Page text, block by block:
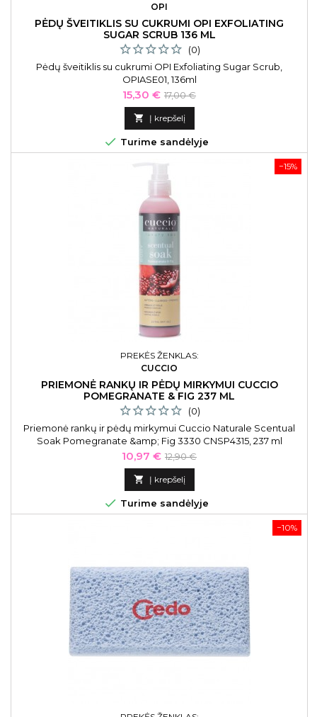
OPI
PĖDŲ ŠVEITIKLIS SU CUKRUMI OPI EXFOLIATING
SUGAR SCRUB 136 ML
(0)
Pėdų šveitiklis su cukrumi OPI Exfoliating Sugar Scrub,
OPIASE01, 136ml
Kaina
15,30 € Bazinė
kaina
17,00 €
 Į krepšelį
 Turime sandėlyje
−15%
PREKĖS ŽENKLAS:
CUCCIO
PRIEMONĖ RANKŲ IR PĖDŲ MIRKYMUI CUCCIO
POMEGRANATE & FIG 237 ML
(0)
Priemonė rankų ir pėdų mirkymui Cuccio Naturale Scentual
Soak Pomegranate &amp; Fig 3330 CNSP4315, 237 ml
Kaina
10,97 € Bazinė
kaina
12,90 €
 Į krepšelį
 Turime sandėlyje
−10%